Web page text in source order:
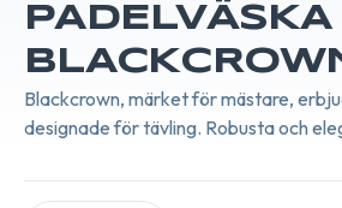
PADELVÄSKA
Blackcrown, märket för mästare,
designade för tävling. Robusta och